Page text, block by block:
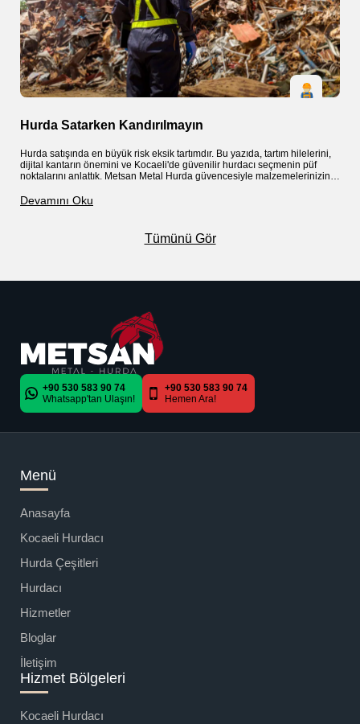
Hurda Satarken Kandırılmayın
Hurda satışında en büyük risk eksik tartımdır. Bu yazıda, tartım hilelerini,
dijital kantarın önemini ve Kocaeli'de güvenilir hurdacı seçmenin püf
noktalarını anlattık. Metsan Metal Hurda güvencesiyle malzemelerinizin
Devamını Oku
Tümünü Gör
+90 530 583 90 74
Whatsapp'tan Ulaşın!
+90 530 583 90 74
Hemen Ara!
Menü
Anasayfa
Kocaeli Hurdacı
Hurda Çeşitleri
Hurdacı
Hizmetler
Bloglar
İletişim
Hizmet Bölgeleri
Kocaeli Hurdacı